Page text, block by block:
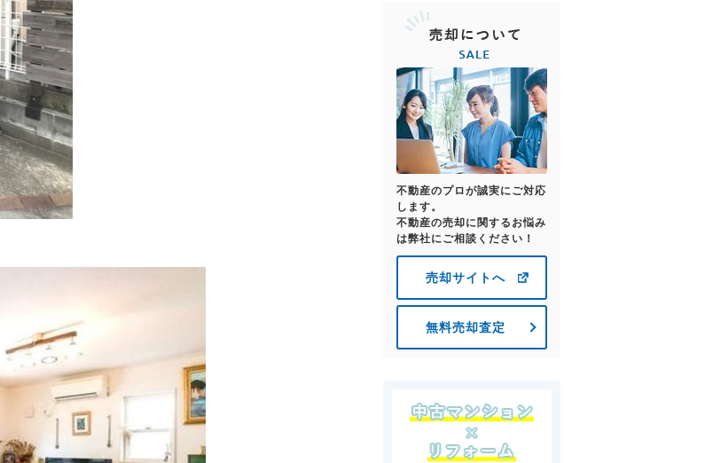
不動産のプロが誠実にご対応
します。
不動産の売却に関するお悩み
は弊社にご相談ください！
売却サイトへ
無料売却査定